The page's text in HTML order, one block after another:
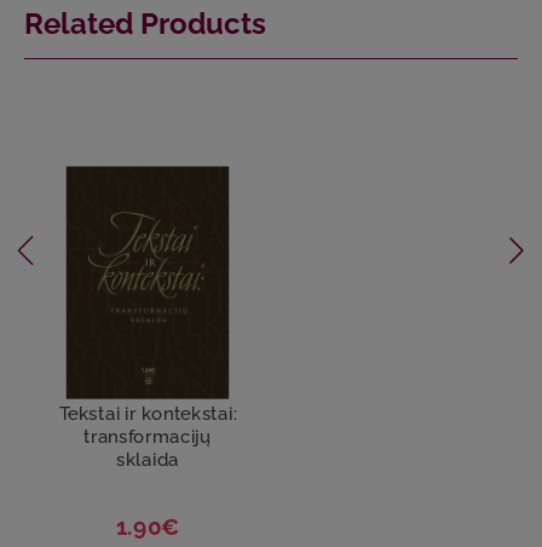
Related Products
Tekstai ir kontekstai:
transformacijų
sklaida
1.90€